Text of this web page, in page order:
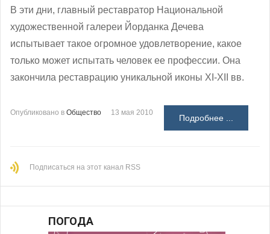
В эти дни, главный реставратор Национальной
художественной галереи Йорданка Дечева
испытывает такое огромное удовлетворение, какое
только может испытать человек ее профессии. Она
закончила реставрацию уникальной иконы ХІ-ХІІ вв.
Опубликовано в Общество 13 мая 2010
Подробнее ...
Подписаться на этот канал RSS
ПОГОДА